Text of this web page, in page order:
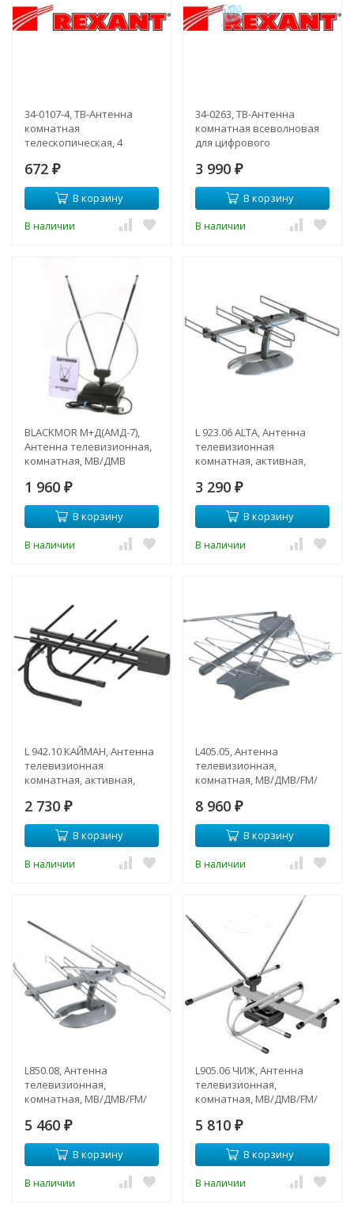
34-0107-4, ТВ-Антенна
комнатная
телескопическая, 4
"Усы" (модель RX-107-4)
672 ₽
В корзину
В наличии
34-0263, ТВ-Антенна
комнатная всеволновая
для цифрового
"АКТИВНАЯ" (модель RX-
263)
3 990 ₽
В корзину
В наличии
BLACKMOR М+Д(АМД-7),
Антенна телевизионная,
комнатная, МВ/ДМВ
1 960 ₽
В корзину
В наличии
L 923.06 ALTA, Антенна
телевизионная
комнатная, активная,
адаптером
3 290 ₽
В корзину
В наличии
L 942.10 КАЙМАН, Антенна
телевизионная
комнатная, активная,
адаптером
2 730 ₽
В корзину
В наличии
L405.05, Антенна
телевизионная,
комнатная, МВ/ДМВ/FM/
8 960 ₽
В корзину
В наличии
L850.08, Антенна
телевизионная,
комнатная, МВ/ДМВ/FM/
5 460 ₽
В корзину
В наличии
L905.06 ЧИЖ, Антенна
телевизионная,
комнатная, МВ/ДМВ/FM/
5 810 ₽
В корзину
В наличии